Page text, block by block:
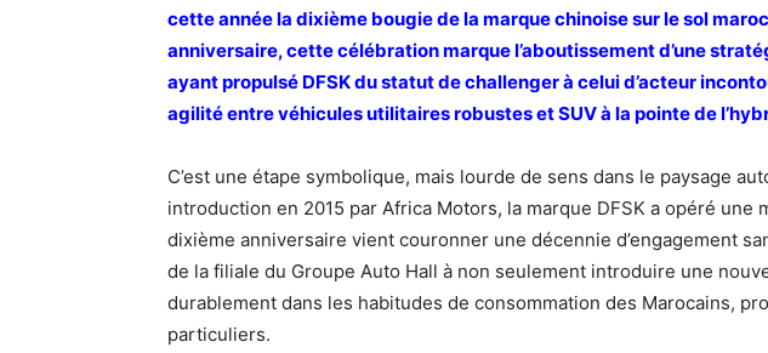
cette année la dixième bougie de la marque chinoise sur le sol
anniversaire, cette célébration marque l’aboutissement d’une
ayant propulsé DFSK du statut de challenger à celui d’acteur
agilité entre véhicules utilitaires robustes et SUV à la pointe de
C’est une étape symbolique, mais lourde de sens dans le paysage
introduction en 2015 par Africa Motors, la marque DFSK a opéré une
dixième anniversaire vient couronner une décennie d’engagement
de la filiale du Groupe Auto Hall à non seulement introduire une
durablement dans les habitudes de consommation des Marocains,
particuliers.